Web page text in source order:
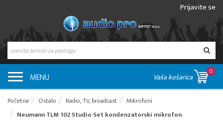
Prijavite se
MENU Vaša košarica
0
Početna Ostalo Radio, TV, broadcast
Mikrofoni
Neumann TLM 102 Studio Set kondenzatorski mikrofon